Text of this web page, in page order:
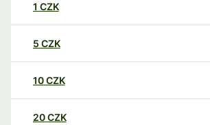
1 CZK
5 CZK
10CZK
20CZK